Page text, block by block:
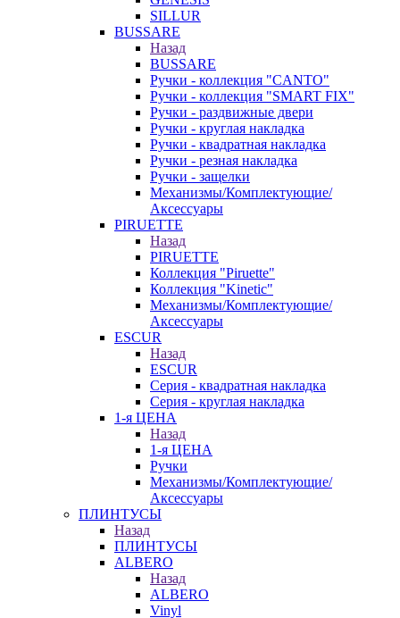
SILLUR
BUSSARE
Назад
BUSSARE
Ручки - коллекция "CANTO"
Ручки - коллекция "SMART FIX"
Ручки - раздвижные двери
Ручки - круглая накладка
Ручки - квадратная накладка
Ручки - резная накладка
Ручки - защелки
Механизмы/Комплектующие/
Аксессуары
PIRUETTE
Назад
PIRUETTE
Коллекция "Piruette"
Коллекция "Kinetic"
Механизмы/Комплектующие/
Аксессуары
ESCUR
Назад
ESCUR
Серия - квадратная накладка
Серия - круглая накладка
1-я ЦЕНА
Назад
1-я ЦЕНА
Ручки
Механизмы/Комплектующие/
Аксессуары
ПЛИНТУСЫ
Назад
ПЛИНТУСЫ
ALBERO
Назад
ALBERO
Vinyl